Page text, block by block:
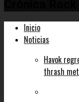
Inicio
Noticias
Havok
thrash